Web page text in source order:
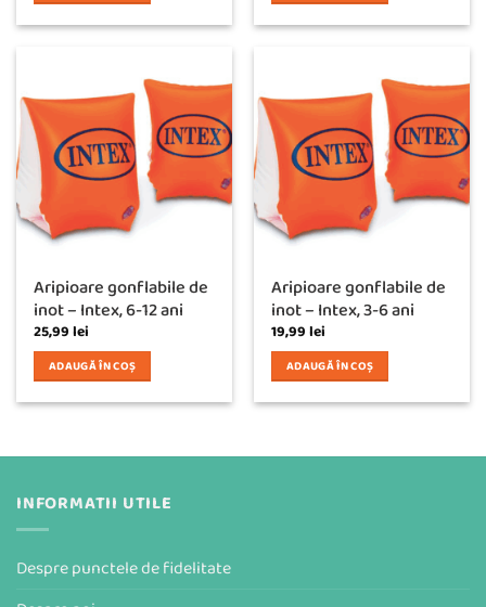
Aripioare gonflabile de
inot – Intex, 6-12 ani
25,99lei
ADAUGĂ ÎN COȘ
Aripioare gonflabile de
inot – Intex, 3-6 ani
19,99lei
ADAUGĂ ÎN COȘ
INFORMATII UTILE
Despre punctele de fidelitate